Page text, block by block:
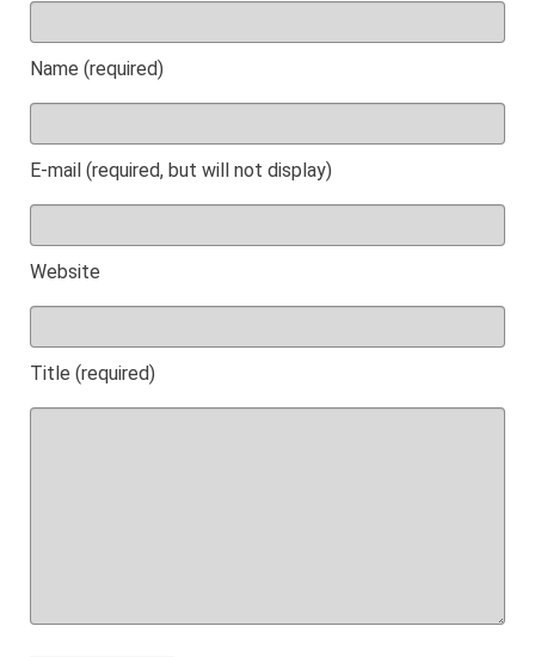
Name (required)
E-mail (required, but will not display)
Website
Title (required)